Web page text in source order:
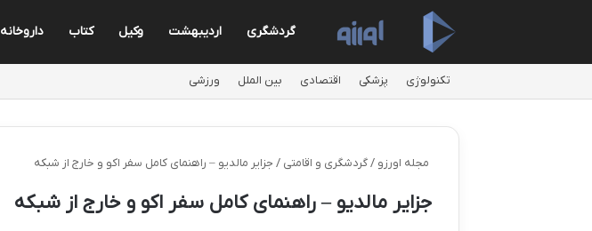
گردشگری اردیبهشت وکیل کتاب داروخانه
تکنولوژی پزشکی اقتصادی بین الملل ورزشی
مجله اورزو / گردشگری و اقامتی / جزایر مالدیو – راهنمای کامل سفر اکو و خارج از شبکه
جزایر مالدیو – راهنمای کامل سفر اکو و خارج از شبکه